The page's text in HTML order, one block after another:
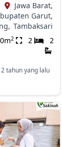
Jawa Barat,
Garut,
Tambaksari
2 2 2
2 tahun yang lalu